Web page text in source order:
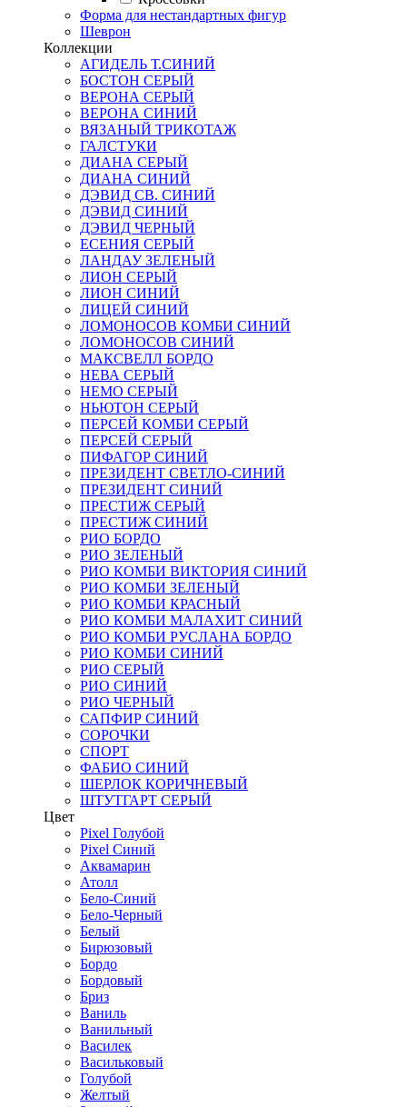
Форма для нестандартных фигур
Шеврон
Коллекции
АГИДЕЛЬ Т.СИНИЙ
БОСТОН СЕРЫЙ
ВЕРОНА СЕРЫЙ
ВЕРОНА СИНИЙ
ВЯЗАНЫЙ ТРИКОТАЖ
ГАЛСТУКИ
ДИАНА СЕРЫЙ
ДИАНА СИНИЙ
ДЭВИД СВ. СИНИЙ
ДЭВИД СИНИЙ
ДЭВИД ЧЕРНЫЙ
ЕСЕНИЯ СЕРЫЙ
ЛАНДАУ ЗЕЛЕНЫЙ
ЛИОН СЕРЫЙ
ЛИОН СИНИЙ
ЛИЦЕЙ СИНИЙ
ЛОМОНОСОВ КОМБИ СИНИЙ
ЛОМОНОСОВ СИНИЙ
МАКСВЕЛЛ БОРДО
НЕВА СЕРЫЙ
НЕМО СЕРЫЙ
НЬЮТОН СЕРЫЙ
ПЕРСЕЙ КОМБИ СЕРЫЙ
ПЕРСЕЙ СЕРЫЙ
ПИФАГОР СИНИЙ
ПРЕЗИДЕНТ СВЕТЛО-СИНИЙ
ПРЕЗИДЕНТ СИНИЙ
ПРЕСТИЖ СЕРЫЙ
ПРЕСТИЖ СИНИЙ
РИО БОРДО
РИО ЗЕЛЕНЫЙ
РИО КОМБИ ВИКТОРИЯ СИНИЙ
РИО КОМБИ ЗЕЛЕНЫЙ
РИО КОМБИ КРАСНЫЙ
РИО КОМБИ МАЛАХИТ СИНИЙ
РИО КОМБИ РУСЛАНА БОРДО
РИО КОМБИ СИНИЙ
РИО СЕРЫЙ
РИО СИНИЙ
РИО ЧЕРНЫЙ
САПФИР СИНИЙ
СОРОЧКИ
СПОРТ
ФАБИО СИНИЙ
ШЕРЛОК КОРИЧНЕВЫЙ
ШТУТГАРТ СЕРЫЙ
Цвет
Pixel Голубой
Pixel Синий
Аквамарин
Атолл
Бело-Синий
Бело-Черный
Белый
Бирюзовый
Бордо
Бордовый
Бриз
Ваниль
Ванильный
Василек
Васильковый
Голубой
Желтый